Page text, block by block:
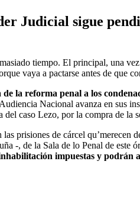
Judicial sigue
tiempo. El principal, una
vaya a pactarse antes de que
de la reforma penal a los
Nacional avanza en sus
caso Lezo, por la compra de la
prisiones de cárcel qu’merecen
-, de la Sala de lo Penal de este
impuestas y podrán